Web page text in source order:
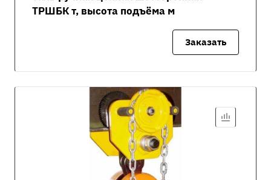
ТРШБК т, высота подъёма м
Заказать